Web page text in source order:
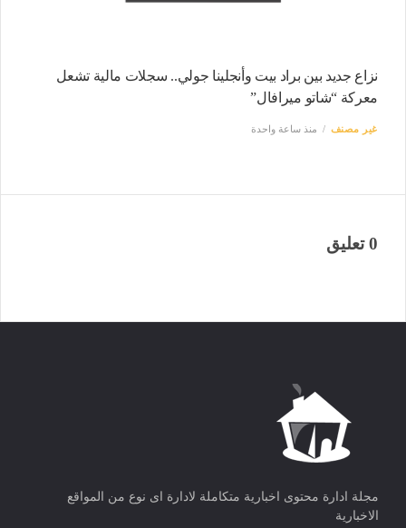
نزاع جديد بين براد بيت وأنجلينا جولي.. سجلات مالية تشعل
معركة “شاتو ميرافال”
غير مصنف منذ ساعة واحدة
0 تعليق
مجلة ادارة محتوى اخبارية متكاملة لادارة اى نوع من المواقع
الاخبارية